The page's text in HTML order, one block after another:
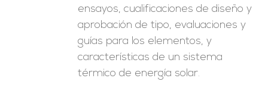
ensayos, cualificaciones de diseño y
aprobación de tipo, evaluaciones y
guías para los elementos, y
características de un sistema
térmico de energía solar.